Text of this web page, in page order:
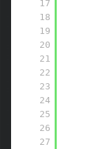
17
18
19
20
21
22
23
24
25
26
27